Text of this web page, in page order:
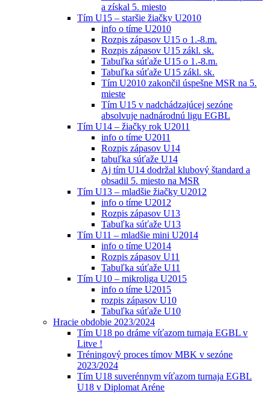
a získal 5. miesto
Tím U15 – staršie žiačky U2010
info o tíme U2010
Rozpis zápasov U15 o 1.-8.m.
Rozpis zápasov U15 zákl. sk.
Tabuľka súťaže U15 o 1.-8.m.
Tabuľka súťaže U15 zákl. sk.
Tím U2010 zakončil úspešne MSR na 5.
mieste
Tím U15 v nadchádzajúcej sezóne
absolvuje nadnárodnú ligu EGBL
Tím U14 – žiačky rok U2011
info o tíme U2011
Rozpis zápasov U14
tabuľka súťaže U14
Aj tím U14 dodržal klubový štandard a
obsadil 5. miesto na MSR
Tím U13 – mladšie žiačky U2012
info o tíme U2012
Rozpis zápasov U13
Tabuľka súťaže U13
Tím U11 – mladšie mini U2014
info o tíme U2014
Rozpis zápasov U11
Tabuľka súťaže U11
Tím U10 – mikroliga U2015
info o tíme U2015
rozpis zápasov U10
Tabuľka súťaže U10
Hracie obdobie 2023/2024
Tím U18 po dráme víťazom turnaja EGBL v
Litve !
Tréningový proces tímov MBK v sezóne
2023/2024
Tím U18 suverénnym víťazom turnaja EGBL
U18 v Diplomat Aréne